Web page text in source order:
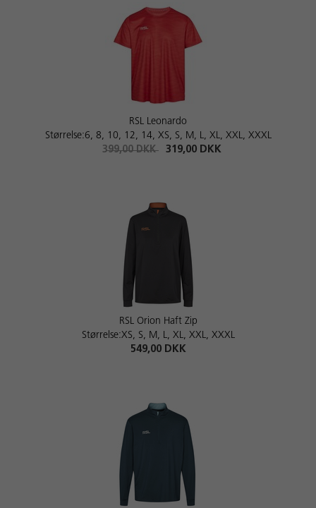
RSL Leonardo
Størrelse:6, 8, 10, 12, 14, XS, S, M, L, XL, XXL, XXXL
399,00 DKK
319,00 DKK
RSL Orion Haft Zip
Størrelse:XS, S, M, L, XL, XXL, XXXL
549,00 DKK